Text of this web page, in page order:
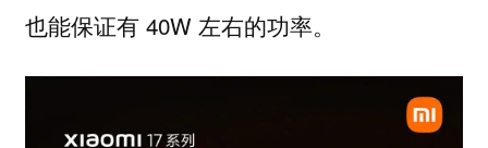
也能保证有 40W 左右的功率。